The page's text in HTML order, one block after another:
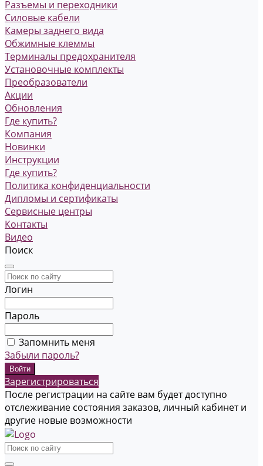
Разъемы и переходники
Силовые кабели
Камеры заднего вида
Обжимные клеммы
Терминалы предохранителя
Установочные комплекты
Преобразователи
Акции
Обновления
Где купить?
Компания
Новинки
Инструкции
Где купить?
Политика конфиденциальности
Дипломы и сертификаты
Сервисные центры
Контакты
Видео
Поиск
Логин
Пароль
Запомнить меня
Забыли пароль?
Зарегистрироваться
После регистрации на сайте вам будет доступно
отслеживание состояния заказов, личный кабинет и
другие новые возможности